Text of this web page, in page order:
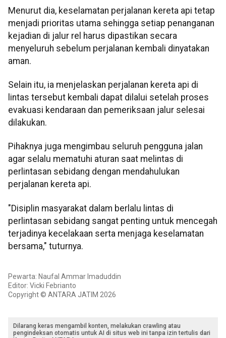
Menurut dia, keselamatan perjalanan kereta api tetap
menjadi prioritas utama sehingga setiap penanganan
kejadian di jalur rel harus dipastikan secara
menyeluruh sebelum perjalanan kembali dinyatakan
aman.
Selain itu, ia menjelaskan perjalanan kereta api di
lintas tersebut kembali dapat dilalui setelah proses
evakuasi kendaraan dan pemeriksaan jalur selesai
dilakukan.
Pihaknya juga mengimbau seluruh pengguna jalan
agar selalu mematuhi aturan saat melintas di
perlintasan sebidang dengan mendahulukan
perjalanan kereta api.
"Disiplin masyarakat dalam berlalu lintas di
perlintasan sebidang sangat penting untuk mencegah
terjadinya kecelakaan serta menjaga keselamatan
bersama," tuturnya.
Pewarta: Naufal Ammar Imaduddin
Editor: Vicki Febrianto
Copyright © ANTARA JATIM 2026
Dilarang keras mengambil konten, melakukan crawling atau
pengindeksan otomatis untuk AI di situs web ini tanpa izin tertulis dari